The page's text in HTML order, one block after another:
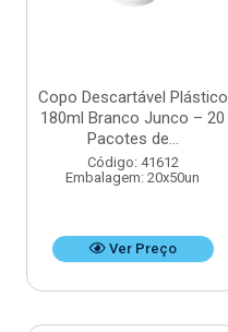
Copo Descartável Plástico
180ml Branco Junco – 20
Pacotes de...
Código: 41612
Embalagem: 20x50un
Ver Preço